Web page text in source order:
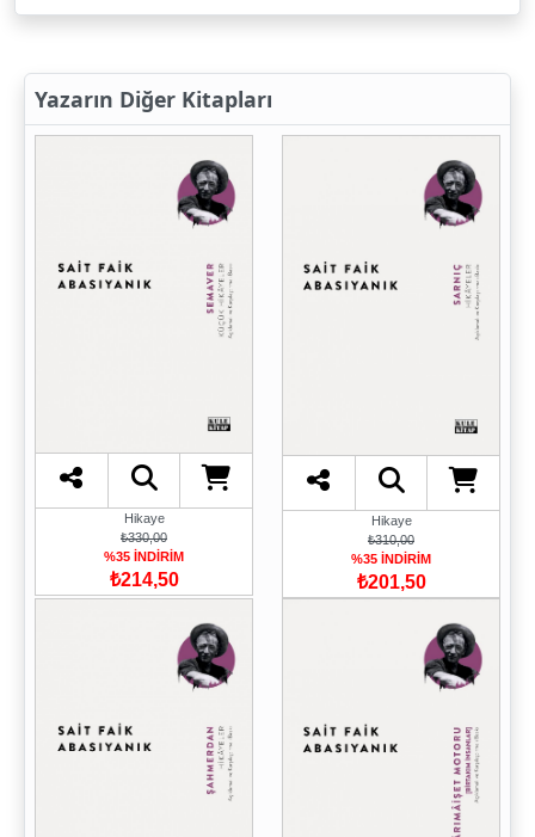
Yazarın Diğer Kitapları
Hikaye
₺330,00
%35 İNDİRİM
₺214,50
Hikaye
₺310,00
%35 İNDİRİM
₺201,50